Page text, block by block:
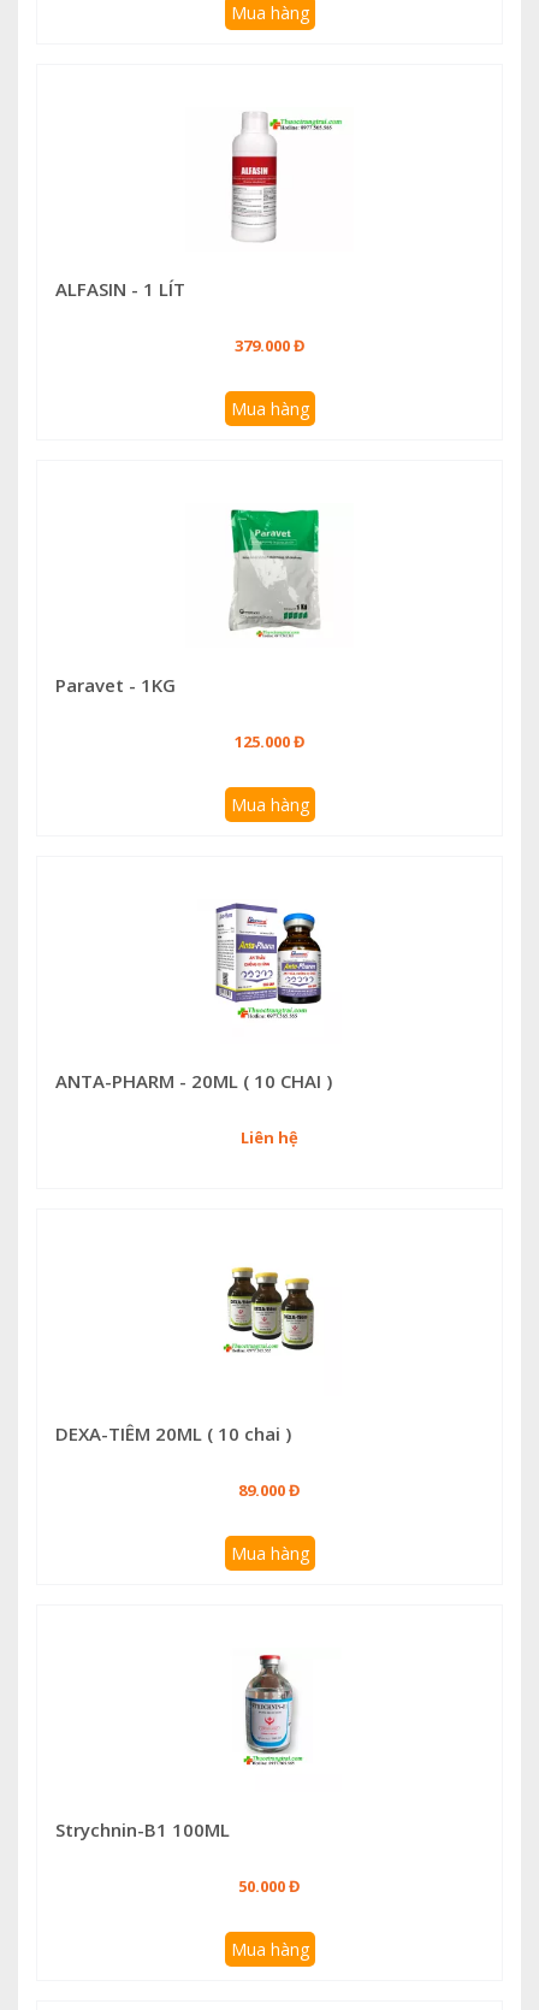
Mua hàng
ALFASIN - 1 LÍT
379.000 Đ
Mua hàng
Paravet - 1KG
125.000 Đ
Mua hàng
ANTA-PHARM - 20ML ( 10 CHAI )
Liên hệ
DEXA-TIÊM 20ML ( 10 chai )
89.000 Đ
Mua hàng
Strychnin-B1 100ML
50.000 Đ
Mua hàng